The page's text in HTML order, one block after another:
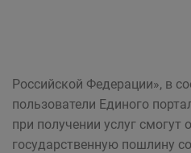
Российской Федерации», в
пользователи Единого
при получении услуг смогут
государственную пошлину